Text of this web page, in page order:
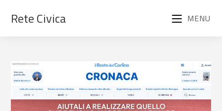
Rete Civica MENU